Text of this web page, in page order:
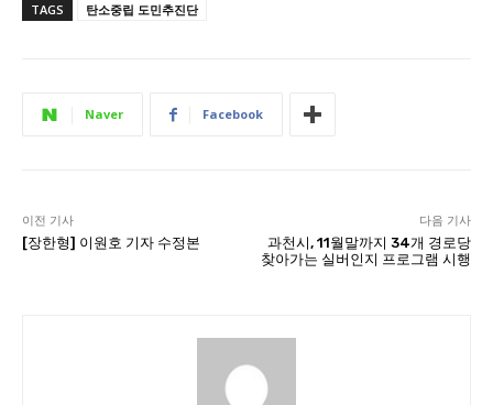
TAGS 탄소중립 도민추진단
Naver Facebook
이전 기사
[장한형] 이원호 기자 수정본
다음 기사
과천시, 11월말까지 34개 경로당
찾아가는 실버인지 프로그램 시행